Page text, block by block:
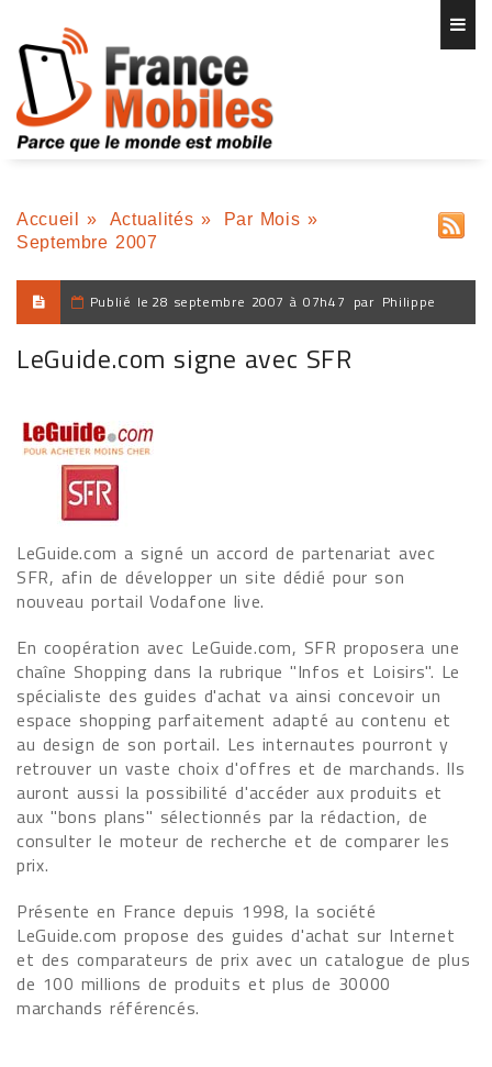
Accueil » Actualités » Par Mois »
Septembre 2007
Publié le 28 septembre 2007 à 07h47 par Philippe
LeGuide.com signe avec SFR
LeGuide.com a signé un accord de partenariat avec
SFR, afin de développer un site dédié pour son
nouveau portail Vodafone live.
En coopération avec LeGuide.com, SFR proposera une
chaîne Shopping dans la rubrique "Infos et Loisirs". Le
spécialiste des guides d'achat va ainsi concevoir un
espace shopping parfaitement adapté au contenu et
au design de son portail. Les internautes pourront y
retrouver un vaste choix d'offres et de marchands. Ils
auront aussi la possibilité d'accéder aux produits et
aux "bons plans" sélectionnés par la rédaction, de
consulter le moteur de recherche et de comparer les
prix.
Présente en France depuis 1998, la société
LeGuide.com propose des guides d'achat sur Internet
et des comparateurs de prix avec un catalogue de plus
de 100 millions de produits et plus de 30000
marchands référencés.